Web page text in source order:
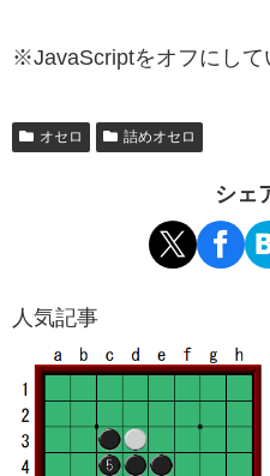
※JavaScriptをオフにして
オセロ 詰めオセロ
シェ
人気記事